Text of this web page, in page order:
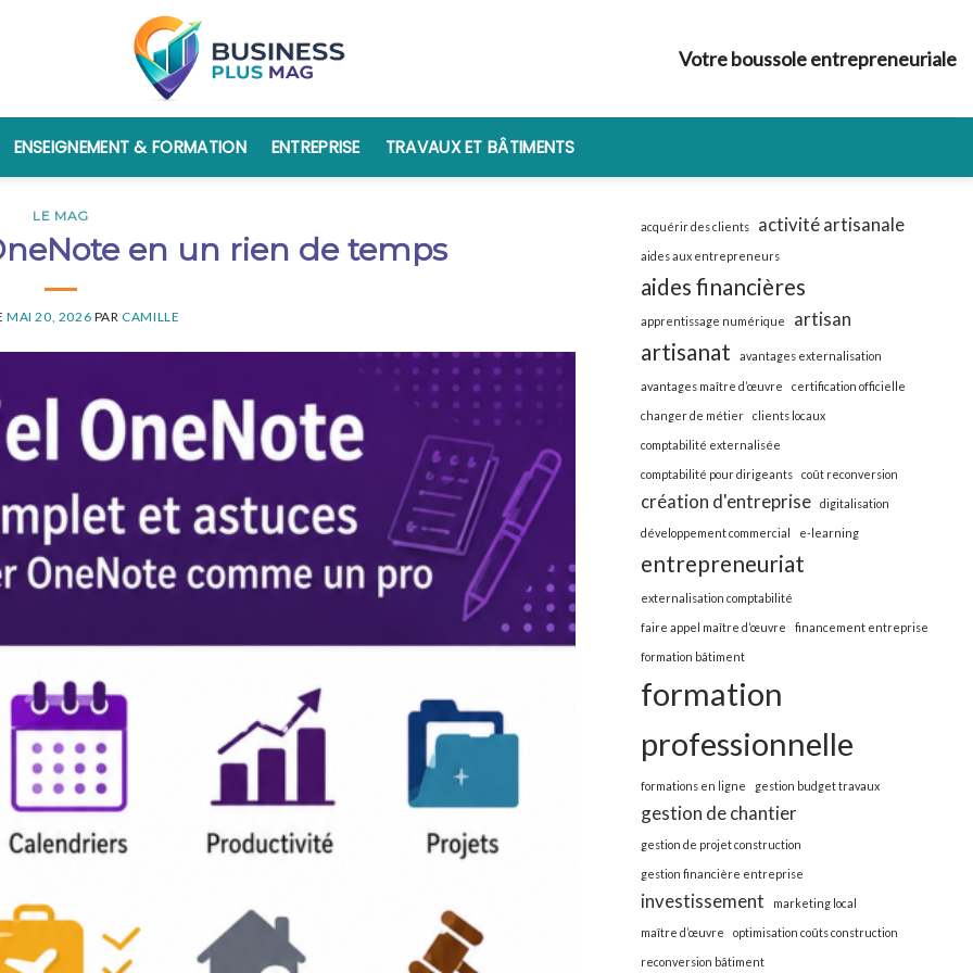
Votre boussole entrepreneuriale
ENSEIGNEMENT & FORMATION ENTREPRISE TRAVAUX ET BÂTIMENTS
LE MAG
en un rien de temps
MAI 20, 2026 PARCAMILLE
acquérir des clients activité artisanale
aides aux entrepreneurs
aides financières
apprentissage numérique artisan
artisanat avantages externalisation
avantages maître d’œuvre certification officielle
changer de métier clients locaux
comptabilité externalisée
comptabilité pour dirigeants coût reconversion
création d'entreprise digitalisation
développement commercial e-learning
entrepreneuriat
externalisation comptabilité
faire appel maître d’œuvre financement entreprise
formation bâtiment
formation
professionnelle
formations en ligne gestion budget travaux
gestion de chantier
gestion de projet construction
gestion financière entreprise
investissement marketing local
maître d’œuvre optimisation coûts construction
reconversion bâtiment